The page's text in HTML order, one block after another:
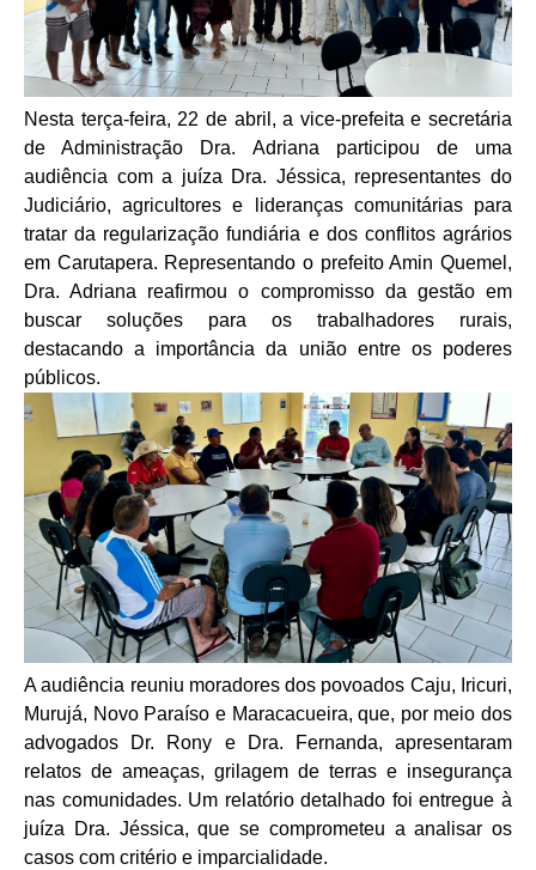
Nesta terça-feira, 22 de abril, a vice-prefeita e secretária
de Administração Dra. Adriana participou de uma
audiência com a juíza Dra. Jéssica, representantes do
Judiciário, agricultores e lideranças comunitárias para
tratar da regularização fundiária e dos conflitos agrários
em Carutapera. Representando o prefeito Amin Quemel,
Dra. Adriana reafirmou o compromisso da gestão em
buscar soluções para os trabalhadores rurais,
destacando a importância da união entre os poderes
públicos.
A audiência reuniu moradores dos povoados Caju, Iricuri,
Murujá, Novo Paraíso e Maracacueira, que, por meio dos
advogados Dr. Rony e Dra. Fernanda, apresentaram
relatos de ameaças, grilagem de terras e insegurança
nas comunidades. Um relatório detalhado foi entregue à
juíza Dra. Jéssica, que se comprometeu a analisar os
casos com critério e imparcialidade.